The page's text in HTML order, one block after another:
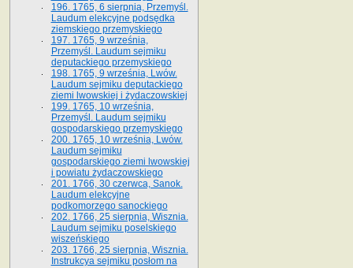
196. 1765, 6 sierpnia, Przemyśl.
Laudum elekcyjne podsędka
ziemskiego przemyskiego
197. 1765, 9 września,
Przemyśl. Laudum sejmiku
deputackiego przemyskiego
198. 1765, 9 września, Lwów.
Laudum sejmiku deputackiego
ziemi lwowskiej i żydaczowskiej
199. 1765, 10 września,
Przemyśl. Laudum sejmiku
gospodarskiego przemyskiego
200. 1765, 10 września, Lwów.
Laudum sejmiku
gospodarskiego ziemi lwowskiej
i powiatu żydaczowskiego
201. 1766, 30 czerwca, Sanok.
Laudum elekcyjne
podkomorzego sanockiego
202. 1766, 25 sierpnia, Wisznia.
Laudum sejmiku poselskiego
wiszeńskiego
203. 1766, 25 sierpnia, Wisznia.
Instrukcya sejmiku posłom na